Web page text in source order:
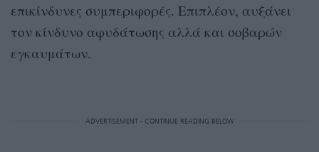
επικίνδυνες συμπεριφορές. Επιπλέον, αυξάνει
τον κίνδυνο αφυδάτωσης αλλά και σοβαρών
εγκαυμάτων.
ADVERTISEMENT - CONTINUE READING BELOW